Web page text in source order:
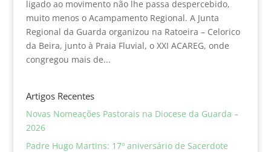
ligado ao movimento não lhe passa despercebido,
muito menos o Acampamento Regional. A Junta
Regional da Guarda organizou na Ratoeira – Celorico
da Beira, junto à Praia Fluvial, o XXI ACAREG, onde
congregou mais de...
Artigos Recentes
Novas Nomeações Pastorais na Diocese da Guarda –
2026
Padre Hugo Martins: 17º aniversário de Sacerdote